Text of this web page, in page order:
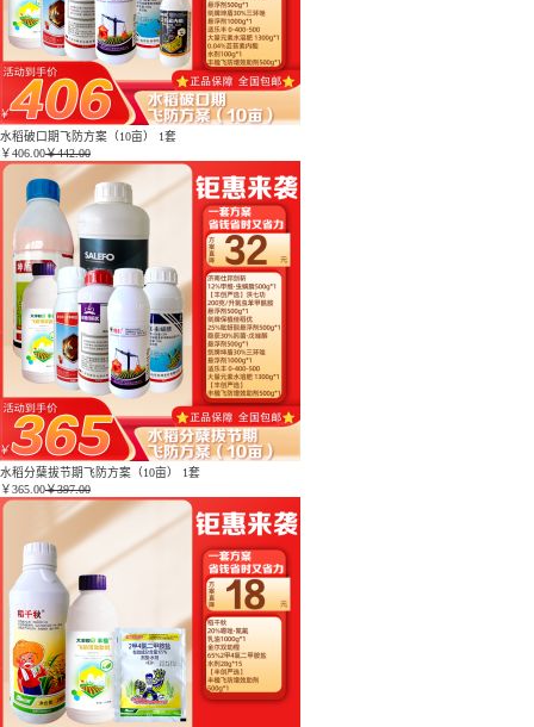
水稻破口期飞防方案（10亩） 1套
￥406.00￥442.00
水稻分蘖拔节期飞防方案（10亩） 1套
￥365.00￥397.00